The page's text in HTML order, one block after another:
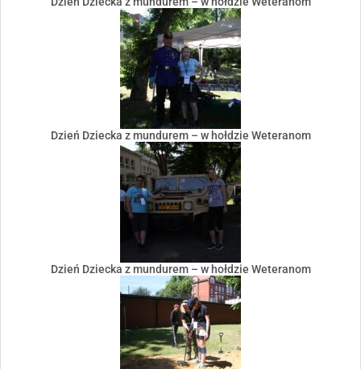
Dzień Dziecka z mundurem – w hołdzie Weteranom
Dzień Dziecka z mundurem – w hołdzie Weteranom